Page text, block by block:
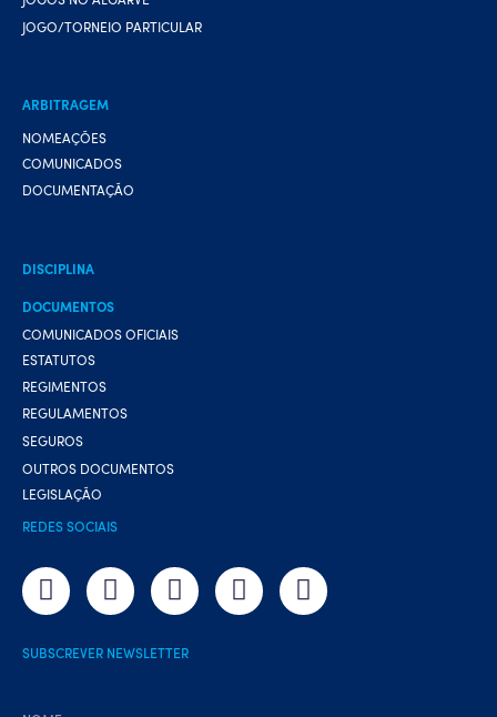
JOGO/TORNEIO PARTICULAR
ARBITRAGEM
NOMEAÇÕES
COMUNICADOS
DOCUMENTAÇÃO
DISCIPLINA
DOCUMENTOS
COMUNICADOS OFICIAIS
ESTATUTOS
REGIMENTOS
REGULAMENTOS
SEGUROS
OUTROS DOCUMENTOS
LEGISLAÇÃO
REDES SOCIAIS
SUBSCREVER NEWSLETTER